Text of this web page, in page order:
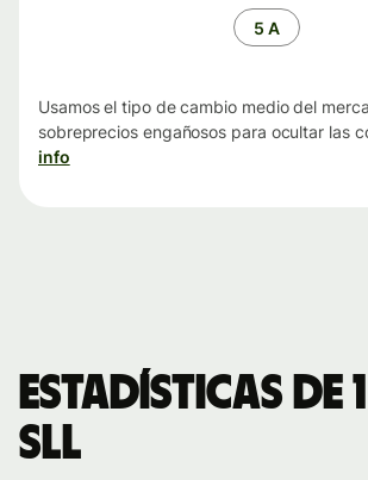
5 A
Usamos el tipo de cambio medio del
sobreprecios engañosos para ocultar las
info
Estadísticas de 1
SLL